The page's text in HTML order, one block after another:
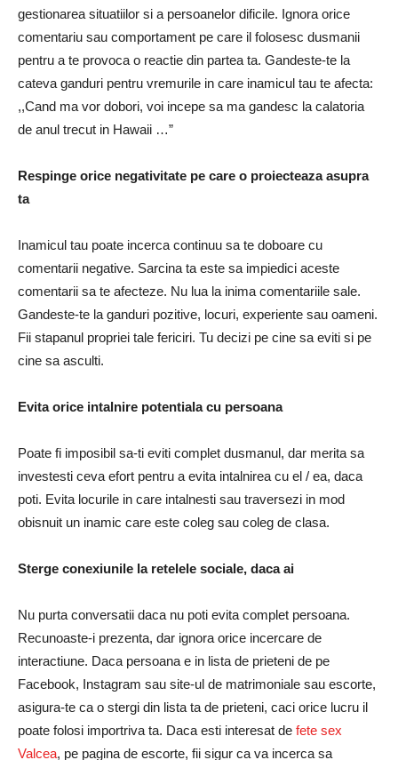
gestionarea situatiilor si a persoanelor dificile. Ignora orice
comentariu sau comportament pe care il folosesc dusmanii
pentru a te provoca o reactie din partea ta. Gandeste-te la
cateva ganduri pentru vremurile in care inamicul tau te afecta:
,,Cand ma vor dobori, voi incepe sa ma gandesc la calatoria
de anul trecut in Hawaii …”
Respinge orice negativitate pe care o proiecteaza asupra
ta
Inamicul tau poate incerca continuu sa te doboare cu
comentarii negative. Sarcina ta este sa impiedici aceste
comentarii sa te afecteze. Nu lua la inima comentariile sale.
Gandeste-te la ganduri pozitive, locuri, experiente sau oameni.
Fii stapanul propriei tale fericiri. Tu decizi pe cine sa eviti si pe
cine sa asculti.
Evita orice intalnire potentiala cu persoana
Poate fi imposibil sa-ti eviti complet dusmanul, dar merita sa
investesti ceva efort pentru a evita intalnirea cu el / ea, daca
poti. Evita locurile in care intalnesti sau traversezi in mod
obisnuit un inamic care este coleg sau coleg de clasa.
Sterge conexiunile la retelele sociale, daca ai
Nu purta conversatii daca nu poti evita complet persoana.
Recunoaste-i prezenta, dar ignora orice incercare de
interactiune. Daca persoana e in lista de prieteni de pe
Facebook, Instagram sau site-ul de matrimoniale sau escorte,
asigura-te ca o stergi din lista ta de prieteni, caci orice lucru il
poate folosi importriva ta. Daca esti interesat de fete sex
Valcea, pe pagina de escorte, fii sigur ca va incerca sa